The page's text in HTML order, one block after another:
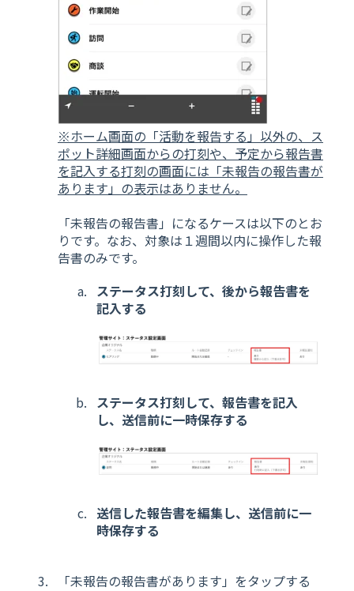
※ホーム画面の「活動を報告する」以外の、ス
ポット詳細画面からの打刻や、予定から報告書
を記入する打刻の画面には「未報告の報告書が
あります」の表示はありません。
「未報告の報告書」になるケースは以下のとお
りです。なお、対象は１週間以内に操作した報
告書のみです。
ステータス打刻して、後から報告書を
記入する
ステータス打刻して、報告書を記入
し、送信前に一時保存する
送信した報告書を編集し、送信前に一
時保存する
「未報告の報告書があります」をタップする